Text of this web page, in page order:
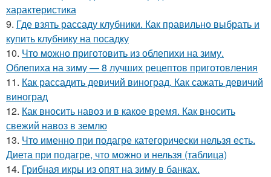
характеристика
9. Где взять рассаду клубники. Как правильно выбрать и
купить клубнику на посадку
10. Что можно приготовить из облепихи на зиму.
Облепиха на зиму — 8 лучших рецептов приготовления
11. Как рассадить девичий виноград. Как сажать девичий
виноград
12. Как вносить навоз и в какое время. Как вносить
свежий навоз в землю
13. Что именно при подагре категорически нельзя есть.
Диета при подагре, что можно и нельзя (таблица)
14. Грибная икры из опят на зиму в банках.